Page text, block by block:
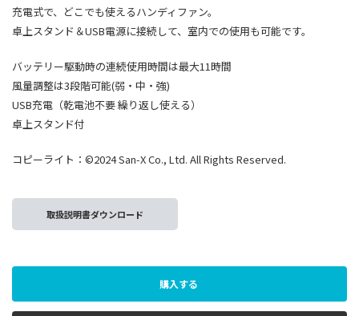
充電式で、どこでも使えるハンディファン。
卓上スタンド＆USB電源に接続して、室内での使用も可能です。
バッテリー駆動時の連続使用時間は最大11時間
風量調整は3段階可能(弱・中・強)
USB充電（乾電池不要 繰り返し使える）
卓上スタンド付
コピーライト：©2024 San-X Co., Ltd. All Rights Reserved.
取扱説明書ダウンロード
購入する